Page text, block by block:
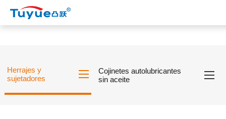
Herrajes y
sujetadores
Cojinetes autolubricantes
sin aceite